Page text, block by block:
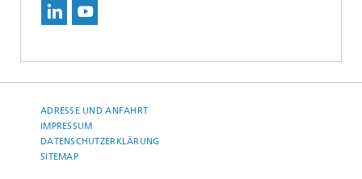
ADRESSE UND ANFAHRT
IMPRESSUM
DATENSCHUTZERKLÄRUNG
SITEMAP